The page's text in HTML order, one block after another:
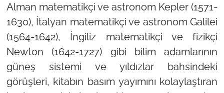
Alman matematikçi ve astronom Kepler (1571-
1630), İtalyan matematikçi ve astronom Galilei
(1564-1642), İngiliz matematikçi ve fizikçi
Newton (1642-1727) gibi bilim adamlarının
güneş sistemi ve yıldızlar bahsindeki
görüşleri, kitabın basım yayımını kolaylaştıran